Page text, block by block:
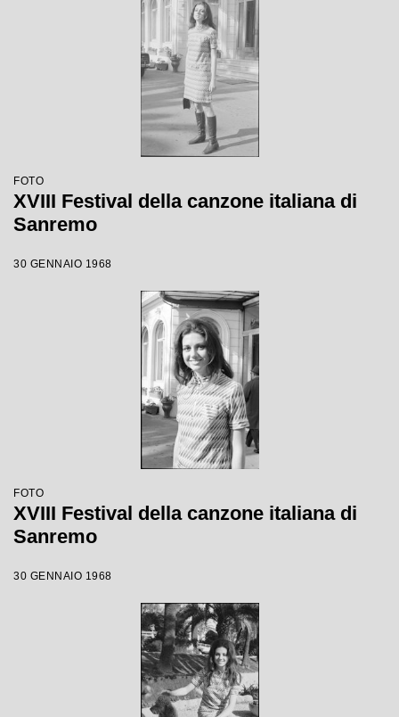
FOTO
XVIII Festival della canzone italiana di
Sanremo
30 GENNAIO 1968
FOTO
XVIII Festival della canzone italiana di
Sanremo
30 GENNAIO 1968